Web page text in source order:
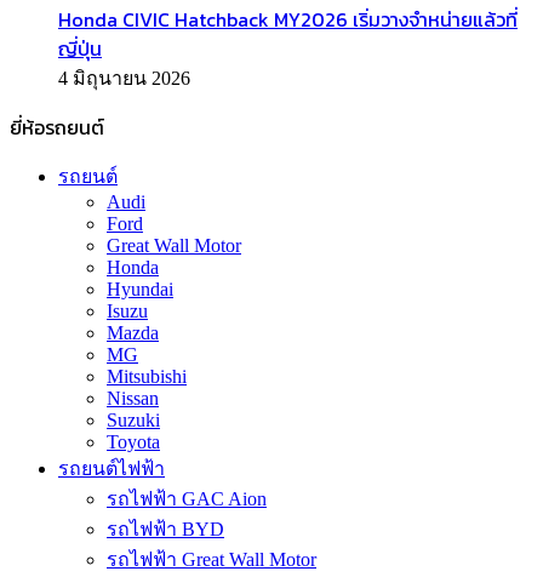
Honda CIVIC Hatchback MY2026 เริ่มวางจำหน่ายแล้วที่
ญี่ปุ่น
4 มิถุนายน 2026
ยี่ห้อรถยนต์
รถยนต์
Audi
Ford
Great Wall Motor
Honda
Hyundai
Isuzu
Mazda
MG
Mitsubishi
Nissan
Suzuki
Toyota
รถยนต์ไฟฟ้า
รถไฟฟ้า GAC Aion
รถไฟฟ้า BYD
รถไฟฟ้า Great Wall Motor